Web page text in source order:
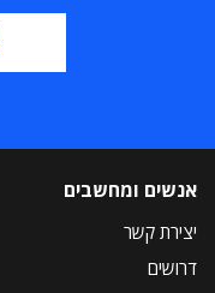
אנשים ומחשבים
יצירת קשר
דרושים